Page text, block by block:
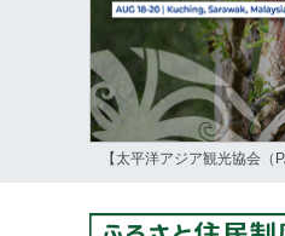
【太平洋アジア観光協会（